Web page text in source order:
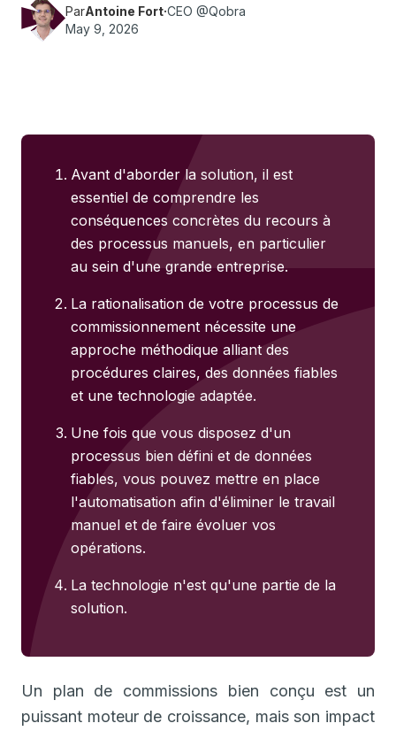
ParAntoine Fort·CEO @Qobra
May 9, 2026
Avant d'aborder la solution, il est
essentiel de comprendre les
conséquences concrètes du recours à
des processus manuels, en particulier
au sein d'une grande entreprise.
La rationalisation de votre processus de
commissionnement nécessite une
approche méthodique alliant des
procédures claires, des données fiables
et une technologie adaptée.
Une fois que vous disposez d'un
processus bien défini et de données
fiables, vous pouvez mettre en place
l'automatisation afin d'éliminer le travail
manuel et de faire évoluer vos
opérations.
La technologie n'est qu'une partie de la
solution.
Un plan de commissions bien conçu est un
puissant moteur de croissance, mais son impact